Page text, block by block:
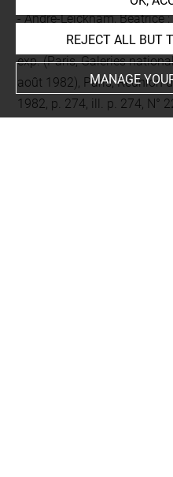
André-Leicknam, Béatrice
Naissance de l'écriture :
exp. (Paris, Galeries
août 1982), Paris, Réunion
1982, p. 274, ill. p. 274, N°
REJECT ALL BUT
MANAGE